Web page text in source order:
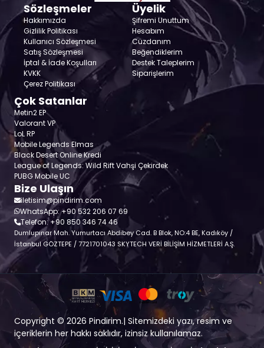
Sözleşmeler
Hakkımızda
Gizlilik Politikası
Kullanıcı Sözleşmesi
Satış Sözleşmesi
İptal & İade Koşulları
KVKK
Çerez Politikası
Üyelik
Şifremi Unuttum
Hesabım
Cüzdanım
Beğendiklerim
Destek Taleplerim
Siparişlerim
Çok Satanlar
Metin2 EP
Valorant VP
LoL RP
Mobile Legends Elmas
Black Desert Online Kredi
League of Legends: Wild Rift Vahşi Çekirdek
PUBG Mobile UC
Bize Ulaşın
iletisim@pindirim.com
WhatsApp: +90 532 206 07 69
Telefon: +90 850 346 74 46
Dumlupınar Mah. Yumurtacı Abdibey Cad. B Blok, NO:4 BE, Kadıköy /
İstanbul GÖZTEPE / 7721701043 SKYTECH VERİ BİLİŞİM HİZMETLERİ A.Ş.
Copyright © 2026 Pindirim.| Sitemizdeki yazı, resim ve
içeriklerin her hakkı saklıdır, izinsiz kullanılamaz.